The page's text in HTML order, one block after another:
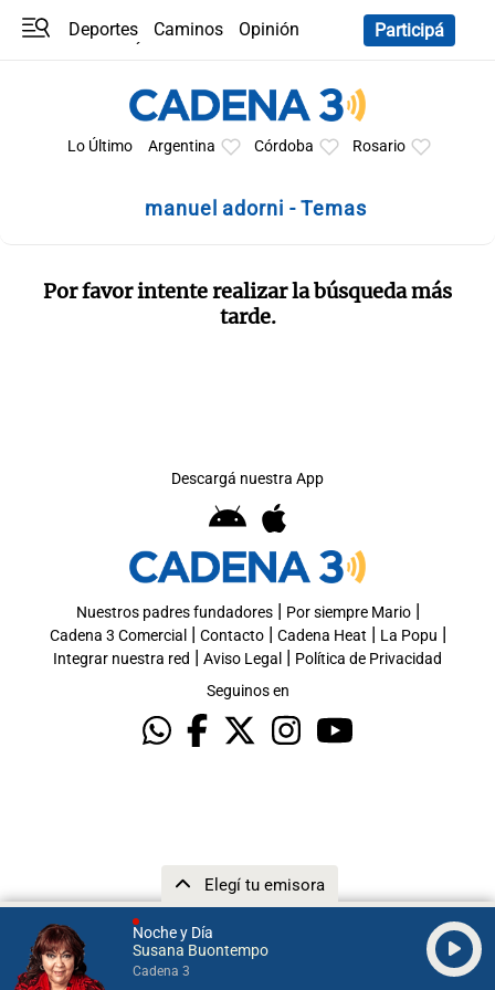
Noche y Día
Susana Buontempo
Cadena 3
Elegí tu emisora
Deportes Caminos
Opinión
Participá
Lo Último Argentina Córdoba Rosario
manuel adorni - Temas
Por favor intente realizar la búsqueda más
tarde.
Descargá nuestra App
Nuestros padres fundadores| Por siempre Mario|
Cadena 3 Comercial | Contacto| Cadena Heat | La Popu |
Integrar nuestra red | Aviso Legal | Política de Privacidad
Seguinos en